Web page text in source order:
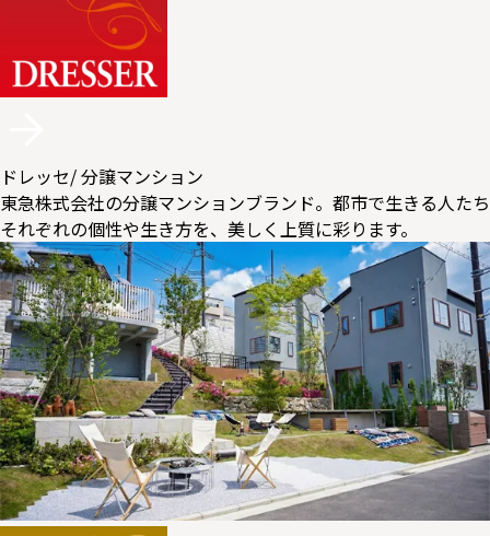
ドレッセ/ 分譲マンション
東急株式会社の分譲マンションブランド。都市で生きる人たち
それぞれの個性や生き方を、美しく上質に彩ります。